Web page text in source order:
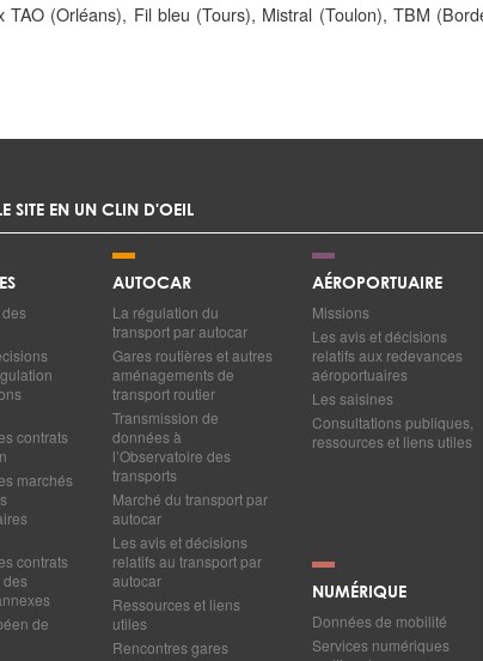
TAO (Orléans), Fil bleu (Tours), Mistral (Toulon), TBM
LE SITE EN UN CLIN D'OEIL
contrats
marchés
contrats
des
de
AUTOCAR
La régulation du
transport par autocar
Gares routières et autres
aménagements de
transport routier
Transmission de
données à
l’Observatoire des
transports
Marché du transport par
autocar
Les avis et décisions
relatifs au transport par
autocar
Ressources et liens
utiles
Rencontres gares
AÉROPORTUAIRE
Missions
Les avis et décisions
relatifs aux redevances
aéroportuaires
Les saisines
Consultations publiques,
ressources et liens utiles
NUMÉRIQUE
Données de mobilité
Services numériques